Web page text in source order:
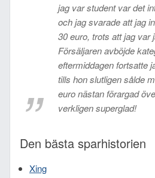
jag var student var det
och jag svarade att jag
30 euro, trots att jag var
Försäljaren avböjde
eftermiddagen fortsatte
tills hon slutligen sålde
euro nästan förargad
verkligen superglad!
Den bästa sparhistorien
Xing